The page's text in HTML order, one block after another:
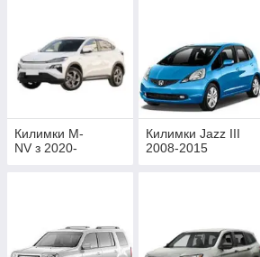
Килимки M-
NV з 2020-
Килимки Jazz III
2008-2015